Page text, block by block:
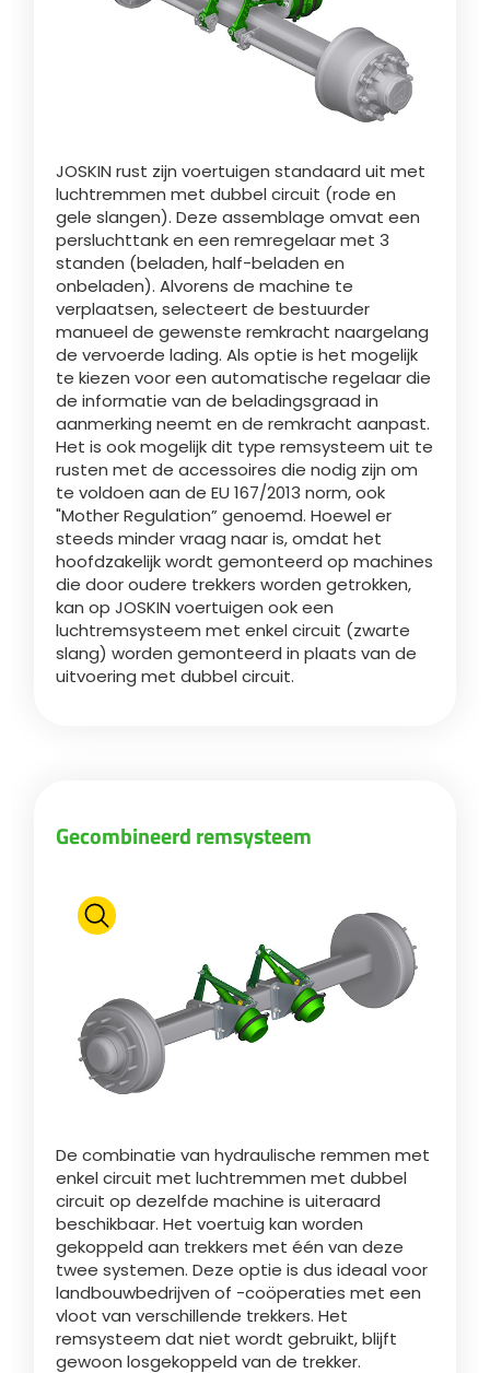
Česká republika
Yкраїнська мова
ελληνικά
Svenska
한국의
日本語
中文
Português
رسید ن
JOSKIN rust zijn voertuigen standaard uit met
luchtremmen met dubbel circuit (rode en
gele slangen). Deze assemblage omvat een
persluchttank en een remregelaar met 3
standen (beladen, half-beladen en
onbeladen). Alvorens de machine te
verplaatsen, selecteert de bestuurder
manueel de gewenste remkracht naargelang
de vervoerde lading. Als optie is het mogelijk
te kiezen voor een automatische regelaar die
de informatie van de beladingsgraad in
aanmerking neemt en de remkracht aanpast.
Het is ook mogelijk dit type remsysteem uit te
rusten met de accessoires die nodig zijn om
te voldoen aan de EU 167/2013 norm, ook
"Mother Regulation” genoemd. Hoewel er
steeds minder vraag naar is, omdat het
hoofdzakelijk wordt gemonteerd op machines
die door oudere trekkers worden getrokken,
kan op JOSKIN voertuigen ook een
luchtremsysteem met enkel circuit (zwarte
slang) worden gemonteerd in plaats van de
uitvoering met dubbel circuit.
Gecombineerd remsysteem
De combinatie van hydraulische remmen met
enkel circuit met luchtremmen met dubbel
circuit op dezelfde machine is uiteraard
beschikbaar. Het voertuig kan worden
gekoppeld aan trekkers met één van deze
twee systemen. Deze optie is dus ideaal voor
landbouwbedrijven of -coöperaties met een
vloot van verschillende trekkers. Het
remsysteem dat niet wordt gebruikt, blijft
gewoon losgekoppeld van de trekker.